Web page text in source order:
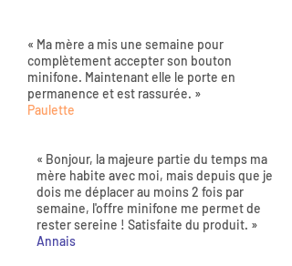
« Ma mère a mis une semaine pour
complètement accepter son bouton
minifone. Maintenant elle le porte en
permanence et est rassurée. »
Paulette
« Bonjour, la majeure partie du temps ma
mère habite avec moi, mais depuis que je
dois me déplacer au moins 2 fois par
semaine, l'offre minifone me permet de
rester sereine ! Satisfaite du produit. »
Annais